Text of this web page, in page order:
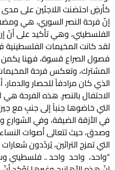
كأرضٍ احتضنت اللاجئين على
إنّ فرحة النصر السوري، هي
الفلسطيني، وهي تأكيد على أنّ
لقد كانت المخيمات
فصول الصراع قسوة، فهنا يكمن
المشترك، وتعكس فرحة
الذي كان مرادفاً للحصار
الاحتفال بالنصر. هذه الفرحة
التي خاضوها جنباً إلى جنبٍ مع
في الأزقة الضيقة، وفي الشوارع
وصدق، حيث تتعالى أصوات النساء
التي تمزج التراثين، يُردّدون
“واحد، واحد واحد .. فلسطيني